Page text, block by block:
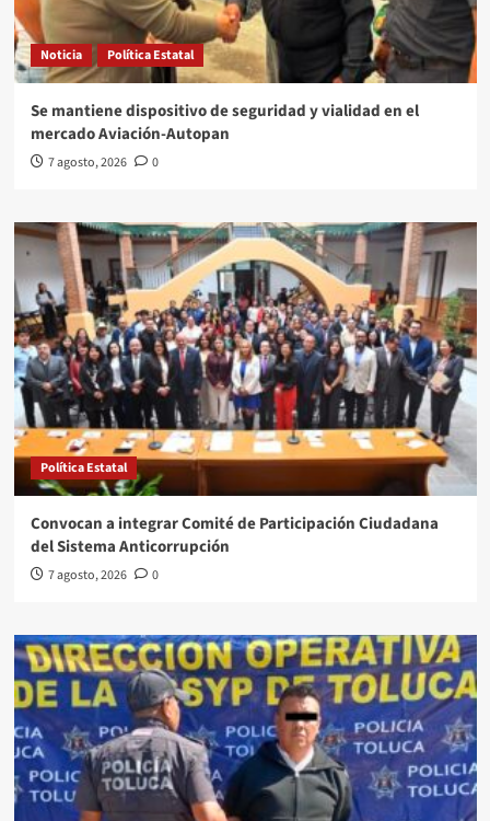
Noticia Política Estatal
Se mantiene dispositivo de seguridad y vialidad en el
mercado Aviación-Autopan
7 agosto, 2026 0
Política Estatal
Convocan a integrar Comité de Participación Ciudadana
del Sistema Anticorrupción
7 agosto, 2026 0